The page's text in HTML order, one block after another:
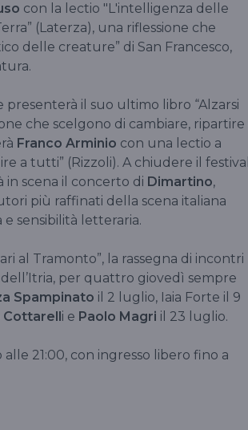
con la lectio "L'intelligenza delle
(Laterza), una riflessione che
delle creature” di San Francesco,
presenterà il suo ultimo libro “Alzarsi
che scelgono di cambiare, ripartire
Franco Arminio con una lectio a
a tutti” (Rizzoli). A chiudere il
in scena il concerto di Dimartino,
più raffinati della scena italiana
sensibilità letteraria.
al Tramonto”, la rassegna di incontri
per quattro giovedì sempre
Spampinato il 2 luglio, Iaia Forte il 9
i e Paolo Magri il 23 luglio.
21:00, con ingresso libero fino a